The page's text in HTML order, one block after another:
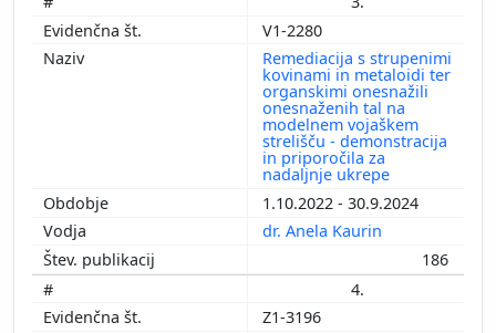
V1-2280
Remediacija s strupenimi
kovinami in metaloidi ter
organskimi onesnažili
onesnaženih tal na
modelnem vojaškem
strelišču - demonstracija
in priporočila za
nadaljnje ukrepe
1.10.2022 - 30.9.2024
dr. Anela Kaurin
186
4.
Z1-3196